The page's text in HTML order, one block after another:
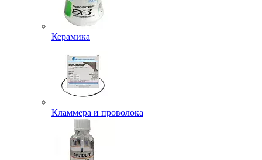
Керамика
Кламмера и проволока